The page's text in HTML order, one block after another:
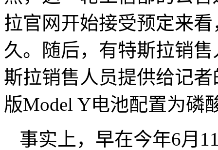
拉官网开始接受预定来
久。随后，有特斯拉销
斯拉销售人员提供给记
版Model Y电池配置为磷
事实上，早在今年6月